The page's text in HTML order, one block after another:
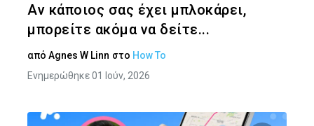
Αν κάποιος σας έχει μπλοκάρει,
μπορείτε ακόμα να δείτε...
από Agnes W Linn στο How To
Ενημερώθηκε 01 Ιούν, 2026